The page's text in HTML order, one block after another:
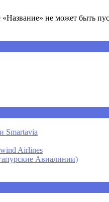
не может быть
Smartavia
Airlines
Авиалинии)